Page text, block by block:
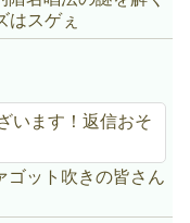
はスゲぇ
います！返信おそ
ゴット吹きの皆さん